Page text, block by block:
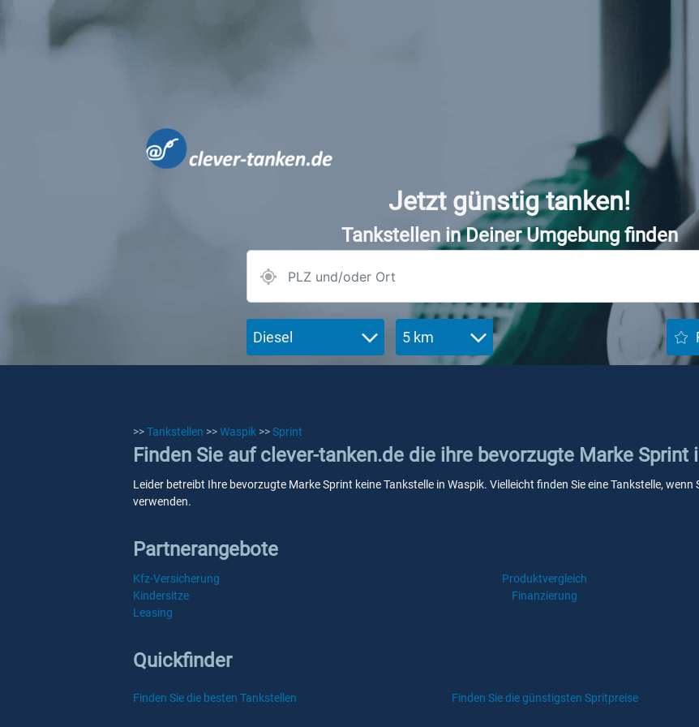
Jetzt günstig tanken!
Tankstellen in Deiner Umgebung finden
Diesel 5 km
>>Tankstellen >>Waspik >>Sprint
Finden Sie auf clever-tanken.de die ihre bevorzugte Marke Sprint
Leider betreibt Ihre bevorzugte Marke Sprint keine Tankstelle in Waspik. Vielleicht finden Sie eine Tankstelle,
verwenden.
Partnerangebote
Kfz-Versicherung Produktvergleich
Kindersitze
Finanzierung
Leasing
Quickfinder
Finden Sie die besten Tankstellen Finden Sie die günstigsten Spritpreise